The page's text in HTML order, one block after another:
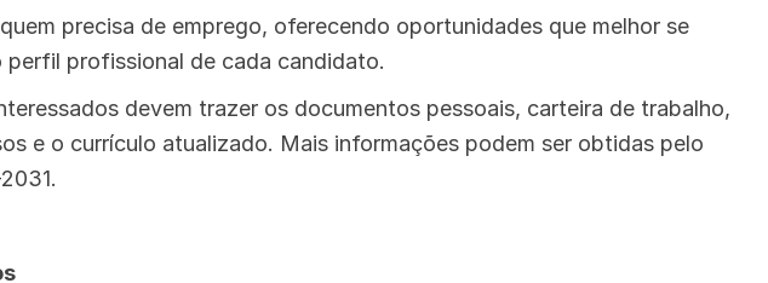
precisa de emprego, oferecendo oportunidades que melhor se
perfil profissional de cada candidato.
devem trazer os documentos pessoais, carteira de trabalho,
e o currículo atualizado. Mais informações podem ser obtidas pelo